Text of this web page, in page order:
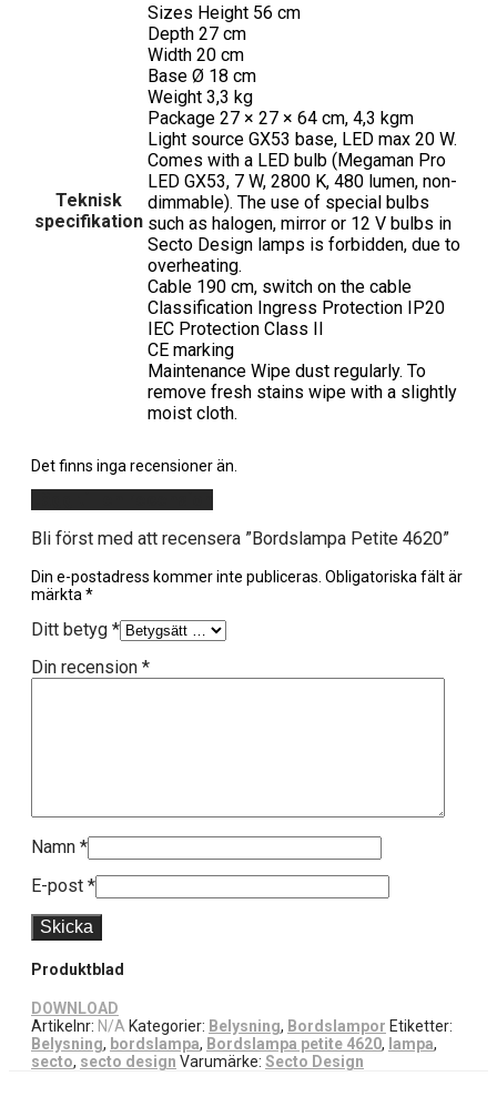
Teknisk
specifikation
Sizes Height 56 cm
Depth 27 cm
Width 20 cm
Base Ø 18 cm
Weight 3,3 kg
Package 27 × 27 × 64 cm, 4,3 kgm
Light source GX53 base, LED max 20 W.
Comes with a LED bulb (Megaman Pro
LED GX53, 7 W, 2800 K, 480 lumen, non-
dimmable). The use of special bulbs
such as halogen, mirror or 12 V bulbs in
Secto Design lamps is forbidden, due to
overheating.
Cable 190 cm, switch on the cable
Classification Ingress Protection IP20
IEC Protection Class II
CE marking
Maintenance Wipe dust regularly. To
remove fresh stains wipe with a slightly
moist cloth.
Det finns inga recensioner än.
Bli först med att recensera ”Bordslampa Petite 4620”
Din e-postadress kommer inte publiceras. Obligatoriska fält är
märkta *
Ditt betyg *
Din recension *
Namn *
E-post *
Produktblad
DOWNLOAD
Artikelnr: N/A Kategorier: Belysning, Bordslampor Etiketter:
Belysning, bordslampa, Bordslampa petite 4620, lampa,
secto, secto design Varumärke: Secto Design